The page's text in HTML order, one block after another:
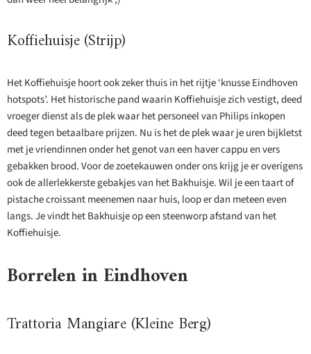
Koffiehuisje (Strijp)
Het Koffiehuisje hoort ook zeker thuis in het rijtje ‘knusse Eindhoven
hotspots’. Het historische pand waarin Koffiehuisje zich vestigt, deed
vroeger dienst als de plek waar het personeel van Philips inkopen
deed tegen betaalbare prijzen. Nu is het de plek waar je uren bijkletst
met je vriendinnen onder het genot van een haver cappu en vers
gebakken brood. Voor de zoetekauwen onder ons krijg je er overigens
ook de allerlekkerste gebakjes van het Bakhuisje. Wil je een taart of
pistache croissant meenemen naar huis, loop er dan meteen even
langs. Je vindt het Bakhuisje op een steenworp afstand van het
Koffiehuisje.
Borrelen in Eindhoven
Trattoria Mangiare (Kleine Berg)